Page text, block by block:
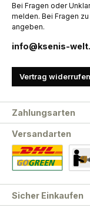
Bei Fragen oder
melden. Bei Fragen
angeben.
info@ksenis-
Vertrag widerrufen
Zahlungsarten
Versandarten
Sicher Einkaufen